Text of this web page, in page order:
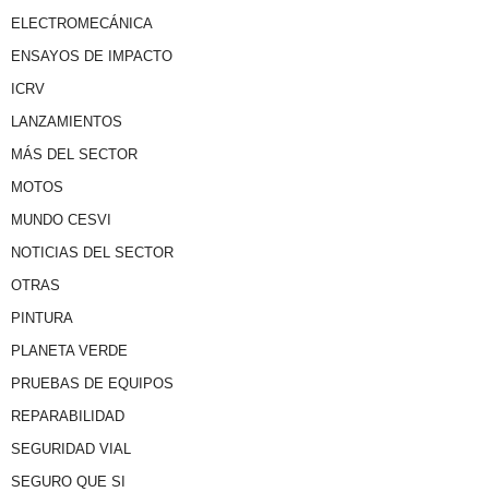
ELECTROMECÁNICA
ENSAYOS DE IMPACTO
ICRV
LANZAMIENTOS
MÁS DEL SECTOR
MOTOS
MUNDO CESVI
NOTICIAS DEL SECTOR
OTRAS
PINTURA
PLANETA VERDE
PRUEBAS DE EQUIPOS
REPARABILIDAD
SEGURIDAD VIAL
SEGURO QUE SI